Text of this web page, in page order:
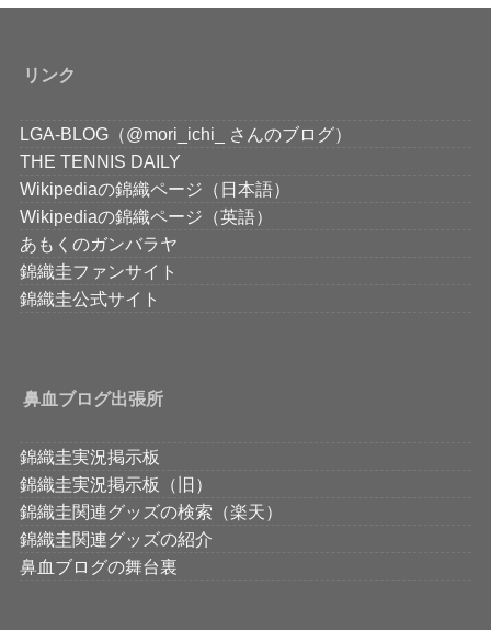
リンク
LGA-BLOG（@mori_ichi_ さんのブログ）
THE TENNIS DAILY
Wikipediaの錦織ページ（日本語）
Wikipediaの錦織ページ（英語）
あもくのガンバラヤ
錦織圭ファンサイト
錦織圭公式サイト
鼻血ブログ出張所
錦織圭実況掲示板
錦織圭実況掲示板（旧）
錦織圭関連グッズの検索（楽天）
錦織圭関連グッズの紹介
鼻血ブログの舞台裏